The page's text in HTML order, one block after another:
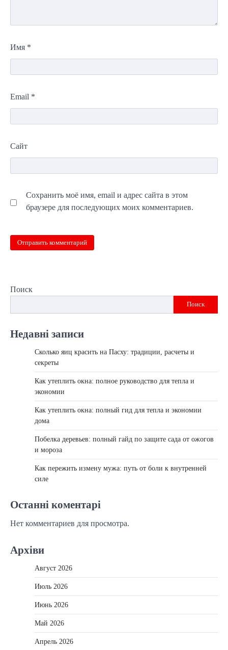
Имя *
Email *
Сайт
Сохранить моё имя, email и адрес сайта в этом
браузере для последующих моих комментариев.
Поиск
Поиск
Недавні записи
Сколько яиц красить на Пасху: традиции, расчеты и
секреты
Как утеплить окна: полное руководство для тепла и
экономии
Как утеплить окна: полный гид для тепла и экономии
дома
Побелка деревьев: полный гайд по защите сада от ожогов
и мороза
Как пережить измену мужа: путь от боли к внутренней
силе
Останні коментарі
Нет комментариев для просмотра.
Архіви
Август 2026
Июль 2026
Июнь 2026
Май 2026
Апрель 2026